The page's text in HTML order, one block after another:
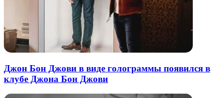
Джон Бон Джови в виде голограммы появился в
клубе Джона Бон Джови